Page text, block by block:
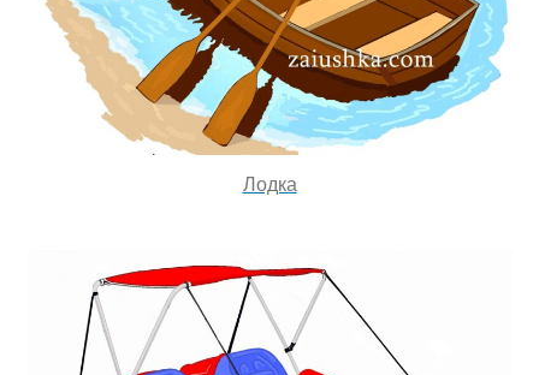
Лодка